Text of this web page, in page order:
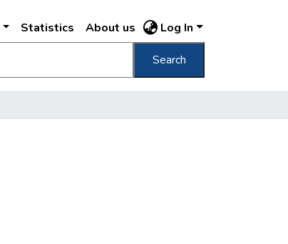
Statistics About us Log In
Search